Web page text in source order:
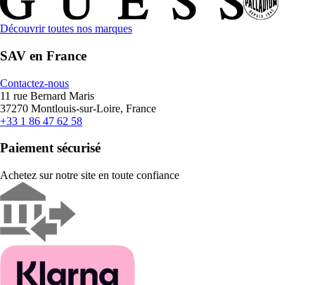
Découvrir toutes nos marques
SAV en France
Contactez-nous
11 rue Bernard Maris
37270 Montlouis-sur-Loire, France
+33 1 86 47 62 58
Paiement sécurisé
Achetez sur notre site en toute confiance